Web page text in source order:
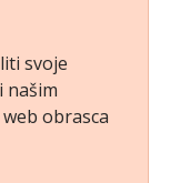
svoje
našim
obrasca